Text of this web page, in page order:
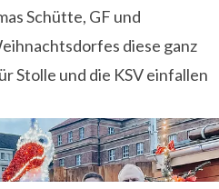
Schütte, GF und
diese ganz
Stolle und die KSV einfallen